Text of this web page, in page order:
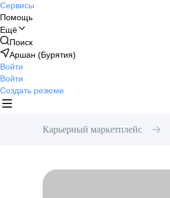
Сервисы
Помощь
Ещё
Поиск
Аршан (Бурятия)
Войти
Войти
Создать резюме
Карьерный маркетплейс